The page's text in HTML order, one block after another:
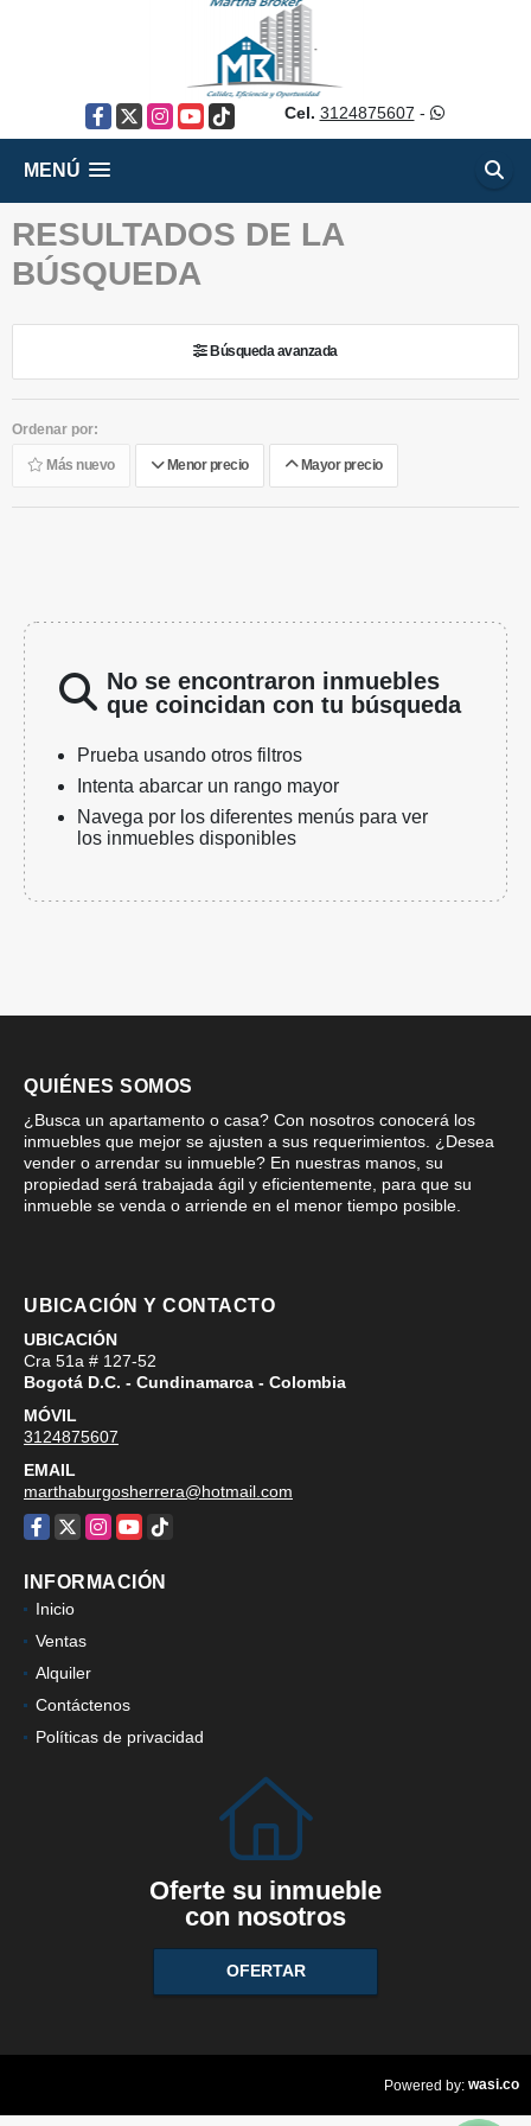
Facebook
X Instagram
YouTube
TikTok Cel. 3124875607 -
MENÚ
RESULTADOS DE LA
BÚSQUEDA
Búsqueda avanzada
Ordenar por:
Más nuevo Menor precio Mayor precio
No se encontraron inmuebles
que coincidan con tu búsqueda
Prueba usando otros filtros
Intenta abarcar un rango mayor
Navega por los diferentes menús para ver
los inmuebles disponibles
QUIÉNES SOMOS
¿Busca un apartamento o casa? Con nosotros conocerá los
inmuebles que mejor se ajusten a sus requerimientos. ¿Desea
vender o arrendar su inmueble? En nuestras manos, su
propiedad será trabajada ágil y eficientemente, para que su
inmueble se venda o arriende en el menor tiempo posible.
UBICACIÓN Y CONTACTO
UBICACIÓN
Cra 51a # 127-52
Bogotá D.C. - Cundinamarca - Colombia
MÓVIL
3124875607
EMAIL
marthaburgosherrera@hotmail.com
Facebook
X Instagram
YouTube
TikTok
INFORMACIÓN
Inicio
Ventas
Alquiler
Contáctenos
Políticas de privacidad
Oferte su inmueble
con nosotros
OFERTAR
Powered by: wasi.co